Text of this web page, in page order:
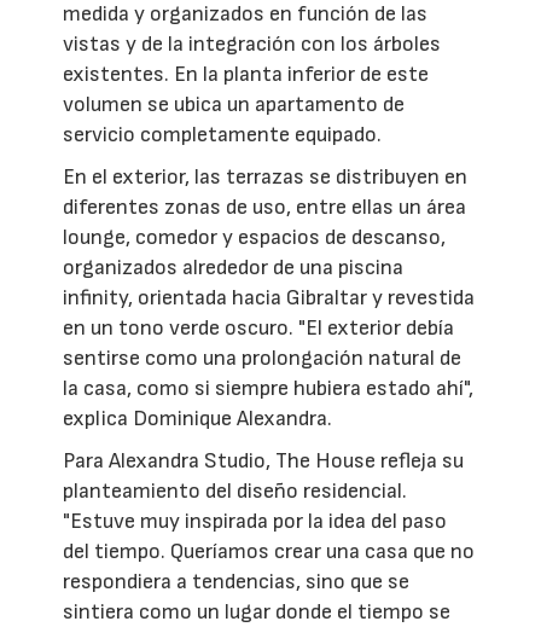
medida y organizados en función de las
vistas y de la integración con los árboles
existentes. En la planta inferior de este
volumen se ubica un apartamento de
servicio completamente equipado.
En el exterior, las terrazas se distribuyen en
diferentes zonas de uso, entre ellas un área
lounge, comedor y espacios de descanso,
organizados alrededor de una piscina
infinity, orientada hacia Gibraltar y revestida
en un tono verde oscuro. "El exterior debía
sentirse como una prolongación natural de
la casa, como si siempre hubiera estado ahí",
explica Dominique Alexandra.
Para Alexandra Studio, The House refleja su
planteamiento del diseño residencial.
"Estuve muy inspirada por la idea del paso
del tiempo. Queríamos crear una casa que no
respondiera a tendencias, sino que se
sintiera como un lugar donde el tiempo se